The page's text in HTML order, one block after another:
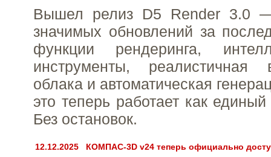
Вышел релиз D5 Render 3.0
значимых обновлений за
функции рендеринга,
инструменты,
облака и автоматическая
это теперь работает как
Без остановок.
12.12.2025 КОМПАС-3D v24 теперь официально